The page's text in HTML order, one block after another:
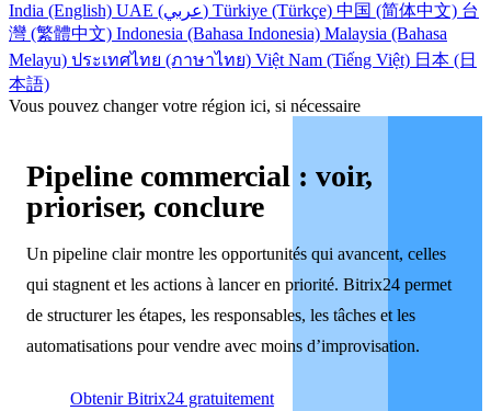
India (English)
UAE (عربي) Türkiye (Türkçe) 中国 (简体中文) 台
灣 (繁體中文) Indonesia (Bahasa Indonesia) Malaysia (Bahasa
Melayu) ประเทศไทย (ภาษาไทย) Việt Nam (Tiếng Việt) 日本 (日
本語)
Vous pouvez changer votre région ici, si nécessaire
Pipeline commercial : voir,
prioriser, conclure
Un pipeline clair montre les opportunités qui avancent, celles
qui stagnent et les actions à lancer en priorité. Bitrix24 permet
de structurer les étapes, les responsables, les tâches et les
automatisations pour vendre avec moins d’improvisation.
Obtenir Bitrix24 gratuitement